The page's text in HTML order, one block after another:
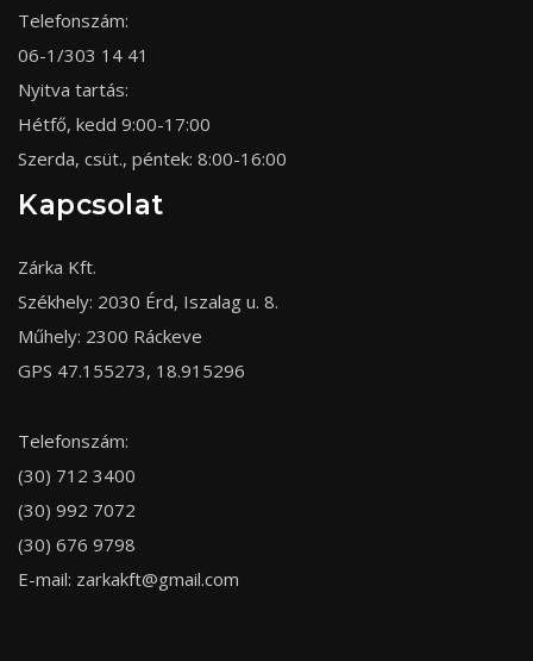
Telefonszám:
06-1/303 14 41
Nyitva tartás:
Hétfő, kedd 9:00-17:00
Szerda, csüt., péntek: 8:00-16:00
Kapcsolat
Zárka Kft.
Székhely: 2030 Érd, Iszalag u. 8.
Műhely: 2300 Ráckeve
GPS 47.155273, 18.915296
Telefonszám:
(30) 712 3400
(30) 992 7072
(30) 676 9798
E-mail: zarkakft@gmail.com